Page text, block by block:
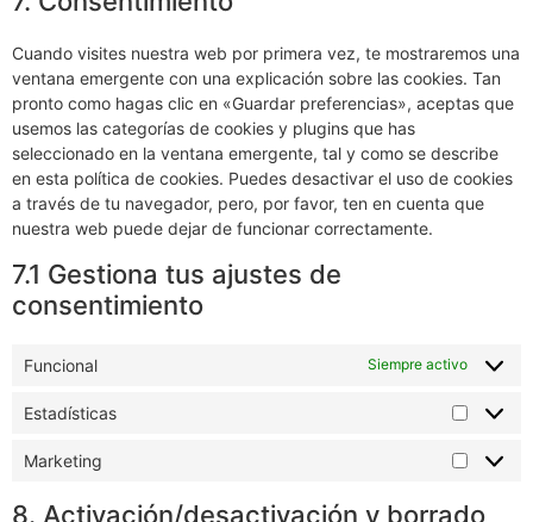
Cuando visites nuestra web por primera vez, te mostraremos una
ventana emergente con una explicación sobre las cookies. Tan
pronto como hagas clic en «Guardar preferencias», aceptas que
usemos las categorías de cookies y plugins que has
seleccionado en la ventana emergente, tal y como se describe
en esta política de cookies. Puedes desactivar el uso de cookies
a través de tu navegador, pero, por favor, ten en cuenta que
nuestra web puede dejar de funcionar correctamente.
7.1 Gestiona tus ajustes de
consentimiento
Funcional Siempre activo
Estadísticas
Marketing
8. Activación/desactivación y borrado